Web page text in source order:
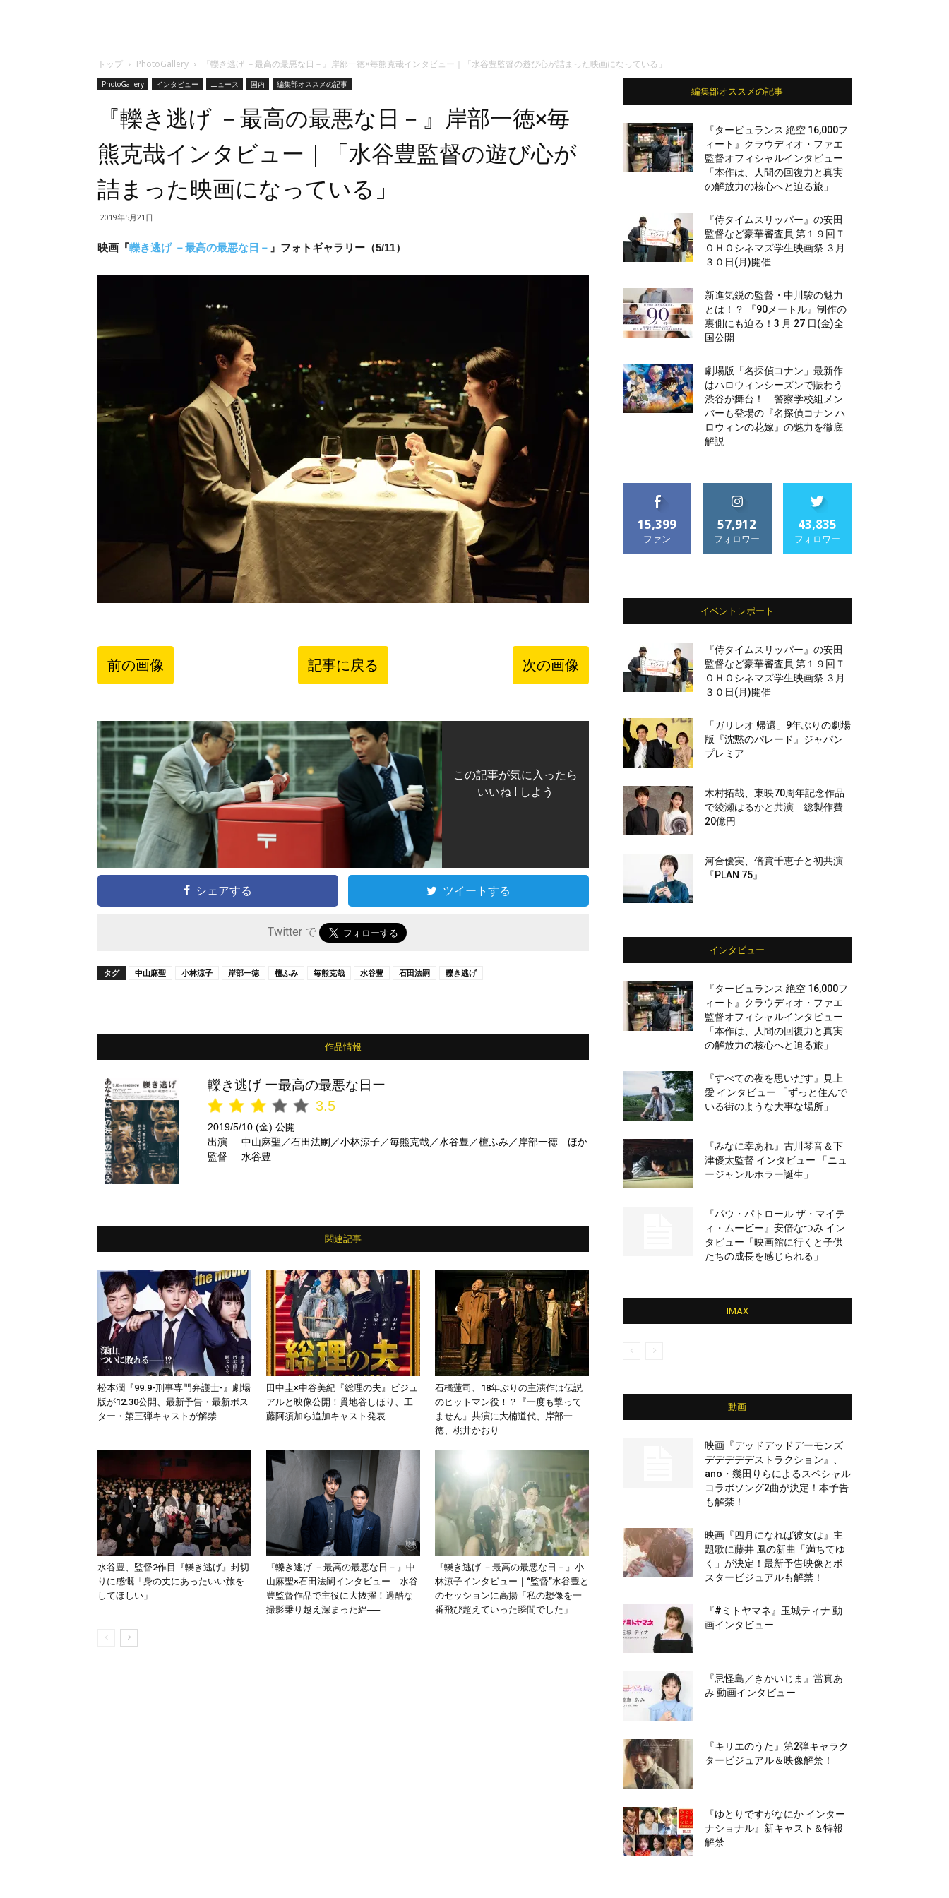
トップ PhotoGallery 『轢き逃げ －最高の最悪な日－』岸部一徳×毎熊克哉インタビュー｜「水谷豊監督の遊び心が詰まった映画になっている」
PhotoGallery インタビュー ニュース 国内 編集部オススメの記事
『轢き逃げ －最高の最悪な日－』岸部一徳×毎
熊克哉インタビュー｜「水谷豊監督の遊び心が
詰まった映画になっている」
2019年5月21日
映画『轢き逃げ －最高の最悪な日－ 』フォトギャラリー（5/11）
前の画像 記事に戻る 次の画像
この記事が気に入ったら
いいね ! しよう
シェアする ツイートする
Twitter で
タグ 中山麻聖 小林涼子 岸部一徳 檀ふみ 毎熊克哉 水谷豊 石田法嗣 轢き逃げ
作品情報
轢き逃げ ー最高の最悪な日ー
3.5
2019/5/10 (金) 公開
出演
中山麻聖／石田法嗣／小林涼子／毎熊克哉／水谷豊／檀ふみ／岸部一徳 ほか
監督
水谷豊
関連記事
松本潤『99.9-刑事専門弁護士-』劇場
版が12.30公開、最新予告・最新ポス
ター・第三弾キャストが解禁
田中圭×中谷美紀『総理の夫』ビジュ
アルと映像公開！貫地谷しほり、工
藤阿須加ら追加キャスト発表
石橋蓮司、18年ぶりの主演作は伝説
のヒットマン役！？『一度も撃って
ません』共演に大楠道代、岸部一
徳、桃井かおり
水谷豊、監督2作目『轢き逃げ』封切
りに感慨「身の丈にあったいい旅を
してほしい」
『轢き逃げ －最高の最悪な日－』中
山麻聖×石田法嗣インタビュー｜水谷
豊監督作品で主役に大抜擢！過酷な
撮影乗り越え深まった絆──
『轢き逃げ －最高の最悪な日－』小
林涼子インタビュー｜“監督”水谷豊と
のセッションに高揚「私の想像を一
番飛び超えていった瞬間でした」
編集部オススメの記事
『タービュランス 絶空 16,000フ
ィート』クラウディオ・ファエ
監督オフィシャルインタビュー
「本作は、人間の回復力と真実
の解放力の核心へと迫る旅」
『侍タイムスリッパー』の安田
監督など豪華審査員 第１９回Ｔ
ＯＨＯシネマズ学生映画祭 ３月
３０日(月)開催
新進気鋭の監督・中川駿の魅力
とは！？ 『90メートル』制作の
裏側にも迫る！3 月 27 日(金)全
国公開
劇場版「名探偵コナン」最新作
はハロウィンシーズンで賑わう
渋谷が舞台！ 警察学校組メン
バーも登場の『名探偵コナン ハ
ロウィンの花嫁』の魅力を徹底
解説
15,399
ファン
57,912
フォロワー
43,835
フォロワー
イベントレポート
『侍タイムスリッパー』の安田
監督など豪華審査員 第１９回Ｔ
ＯＨＯシネマズ学生映画祭 ３月
３０日(月)開催
「ガリレオ 帰還」9年ぶりの劇場
版『沈黙のパレード』ジャパン
プレミア
木村拓哉、東映70周年記念作品
で綾瀬はるかと共演 総製作費
20億円
河合優実、倍賞千恵子と初共演
『PLAN 75』
インタビュー
『タービュランス 絶空 16,000フ
ィート』クラウディオ・ファエ
監督オフィシャルインタビュー
「本作は、人間の回復力と真実
の解放力の核心へと迫る旅」
『すべての夜を思いだす』見上
愛 インタビュー 「ずっと住んで
いる街のような大事な場所」
『みなに幸あれ』古川琴音＆下
津優太監督 インタビュー 「ニュ
ージャンルホラー誕生」
『パウ・パトロール ザ・マイテ
ィ・ムービー』安倍なつみ イン
タビュー「映画館に行くと子供
たちの成長を感じられる」
IMAX
動画
映画『デッドデッドデーモンズ
デデデデデストラクション』、
ano・幾田りらによるスペシャル
コラボソング2曲が決定！本予告
も解禁！
映画『四月になれば彼女は』主
題歌に藤井 風の新曲「満ちてゆ
く」が決定！最新予告映像とポ
スタービジュアルも解禁！
『#ミトヤマネ』玉城ティナ 動
画インタビュー
『忌怪島／きかいじま』當真あ
み 動画インタビュー
『キリエのうた』第2弾キャラク
タービジュアル＆映像解禁！
『ゆとりですがなにか インター
ナショナル』新キャスト＆特報
解禁